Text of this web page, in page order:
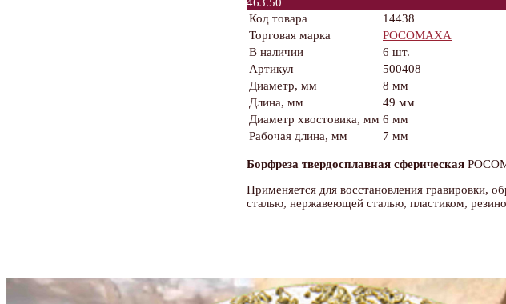
Код товара
14438
Торговая марка
РОСОМАХА
В наличии
6 шт.
Артикул
500408
Диаметр, мм
8 мм
Длина, мм
49 мм
Диаметр хвостовика, мм 6 мм
Рабочая длина, мм
7 мм
Борфреза твердосплавная сферическая
Применяется для восстановления гравировки,
сталью, нержавеющей сталью, пластиком,